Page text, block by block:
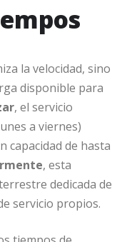
la velocidad, sino
disponible para
, el servicio
a viernes)
capacidad de hasta
, esta
dedicada de
servicio propios.